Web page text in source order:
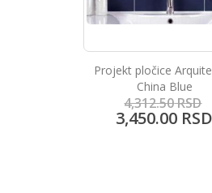
Bambu Beige
2,002.15RSD
1,600.80 RSD